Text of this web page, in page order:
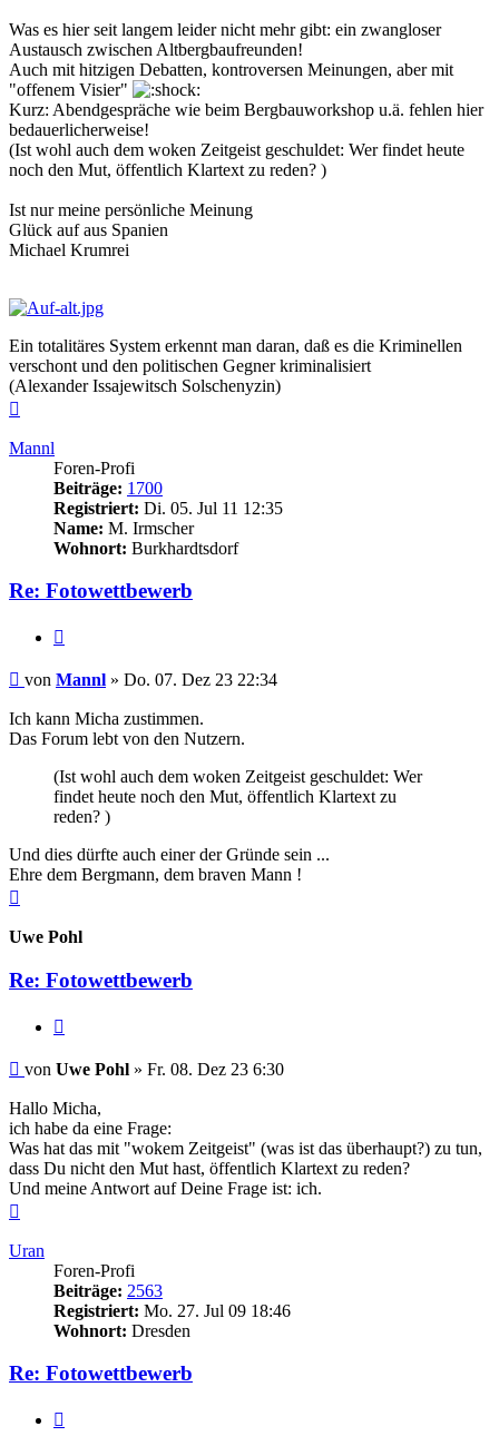
Was es hier seit langem leider nicht mehr gibt: ein zwangloser
Austausch zwischen Altbergbaufreunden!
Auch mit hitzigen Debatten, kontroversen Meinungen, aber mit
"offenem Visier"
Kurz: Abendgespräche wie beim Bergbauworkshop u.ä. fehlen hier
bedauerlicherweise!
(Ist wohl auch dem woken Zeitgeist geschuldet: Wer findet heute
noch den Mut, öffentlich Klartext zu reden? )
Ist nur meine persönliche Meinung
Glück auf aus Spanien
Michael Krumrei
Ein totalitäres System erkennt man daran, daß es die Kriminellen
verschont und den politischen Gegner kriminalisiert
(Alexander Issajewitsch Solschenyzin)
Mannl
Foren-Profi
Beiträge: 1700
Registriert: Di. 05. Jul 11 12:35
Name: M. Irmscher
Wohnort: Burkhardtsdorf
Re: Fotowettbewerb
Beitrag
von Mannl » Do. 07. Dez 23 22:34
Ich kann Micha zustimmen.
Das Forum lebt von den Nutzern.
(Ist wohl auch dem woken Zeitgeist geschuldet: Wer
findet heute noch den Mut, öffentlich Klartext zu
reden? )
Und dies dürfte auch einer der Gründe sein ...
Ehre dem Bergmann, dem braven Mann !
Uwe Pohl
Re: Fotowettbewerb
Beitrag
von Uwe Pohl » Fr. 08. Dez 23 6:30
Hallo Micha,
ich habe da eine Frage:
Was hat das mit "wokem Zeitgeist" (was ist das überhaupt?) zu tun,
dass Du nicht den Mut hast, öffentlich Klartext zu reden?
Und meine Antwort auf Deine Frage ist: ich.
Uran
Foren-Profi
Beiträge: 2563
Registriert: Mo. 27. Jul 09 18:46
Wohnort: Dresden
Re: Fotowettbewerb